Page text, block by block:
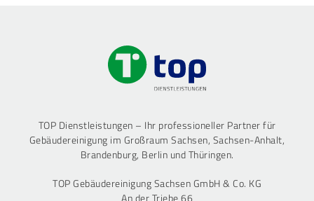
TOP Dienstleistungen – Ihr professioneller Partner für
Gebäudereinigung im Großraum Sachsen, Sachsen-Anhalt,
Brandenburg, Berlin und Thüringen.
TOP Gebäudereinigung Sachsen GmbH & Co. KG